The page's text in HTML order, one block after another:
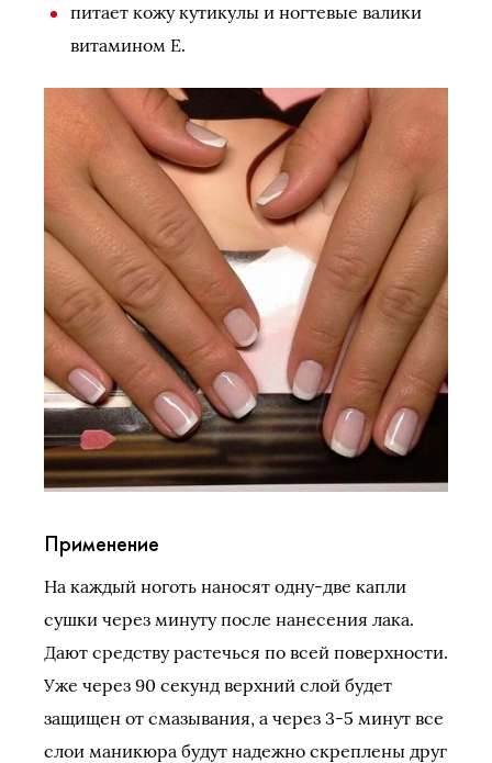
питает кожу кутикулы и ногтевые валики
витамином Е.
Применение
На каждый ноготь наносят одну-две капли
сушки через минуту после нанесения лака.
Дают средству растечься по всей поверхности.
Уже через 90 секунд верхний слой будет
защищен от смазывания, а через 3-5 минут все
слои маникюра будут надежно скреплены друг